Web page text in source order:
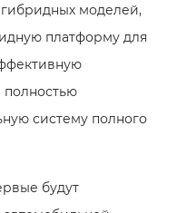
моделей,
платформу для
полностью
систему полного
будут